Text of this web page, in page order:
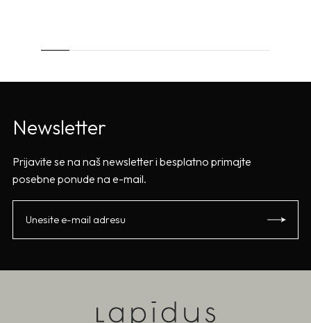
Newsletter
Prijavite se na naš newsletter i besplatno primajte
posebne ponude na e-mail.